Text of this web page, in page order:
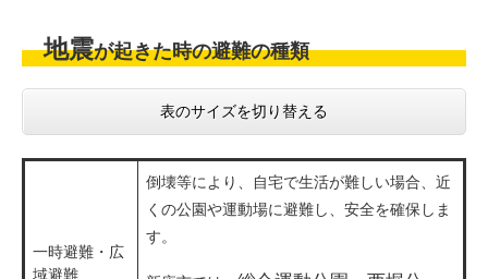
地震が起きた時の避難の種類
表のサイズを切り替える
一時避難・広
域避難
倒壊等により、自宅で生活が難しい場合、近
くの公園や運動場に避難し、安全を確保しま
す。